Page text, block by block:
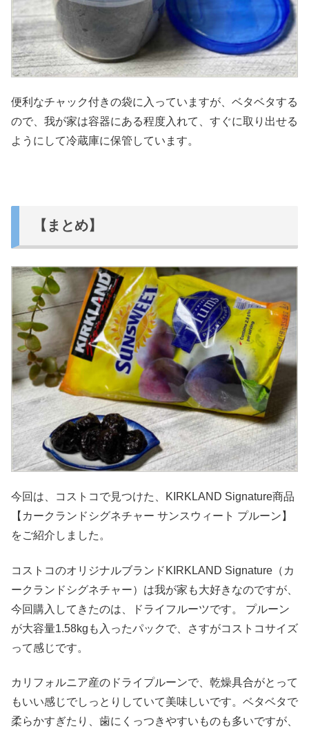
便利なチャック付きの袋に入っていますが、ベタベタする
ので、我が家は容器にある程度入れて、すぐに取り出せる
ようにして冷蔵庫に保管しています。
【まとめ】
今回は、コストコで見つけた、KIRKLAND Signature商品
【カークランドシグネチャー サンスウィート プルーン】
をご紹介しました。
コストコのオリジナルブランドKIRKLAND Signature（カ
ークランドシグネチャー）は我が家も大好きなのですが、
今回購入してきたのは、ドライフルーツです。 プルーン
が大容量1.58kgも入ったパックで、さすがコストコサイズ
って感じです。
カリフォルニア産のドライプルーンで、乾燥具合がとって
もいい感じでしっとりしていて美味しいです。ベタベタで
柔らかすぎたり、歯にくっつきやすいものも多いですが、